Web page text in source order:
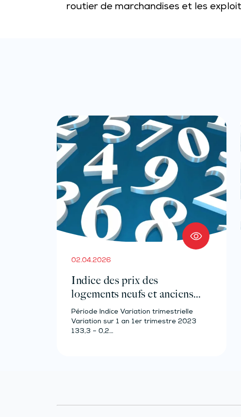
routier de marchandises et les
02.04.2026
Indice des prix des
logements neufs et anciens –
Année 2023
Période Indice Variation trimestrielle
Variation sur 1 an 1er trimestre 2023
133,3 – 0,2…